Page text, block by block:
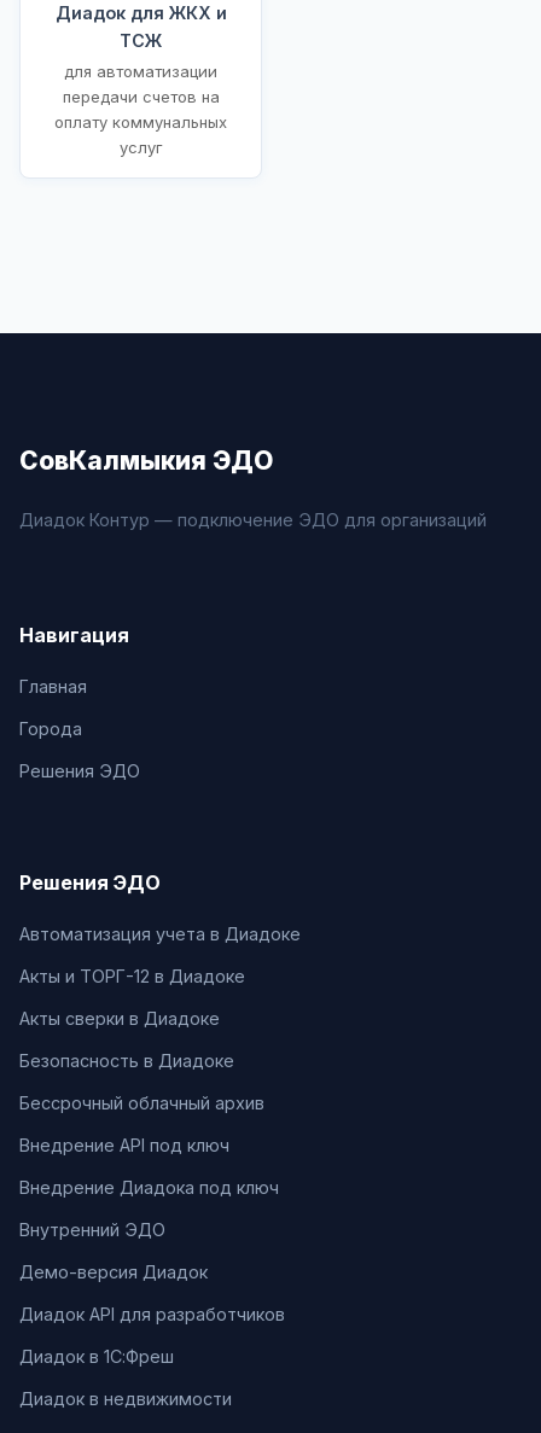
Диадок для ЖКХ и
ТСЖ
для автоматизации
передачи счетов на
оплату коммунальных
услуг
СовКалмыкия ЭДО
Диадок Контур — подключение ЭДО для организаций
Навигация
Главная
Города
Решения ЭДО
Решения ЭДО
Автоматизация учета в Диадоке
Акты и ТОРГ-12 в Диадоке
Акты сверки в Диадоке
Безопасность в Диадоке
Бессрочный облачный архив
Внедрение API под ключ
Внедрение Диадока под ключ
Внутренний ЭДО
Демо-версия Диадок
Диадок API для разработчиков
Диадок в 1С:Фреш
Диадок в недвижимости